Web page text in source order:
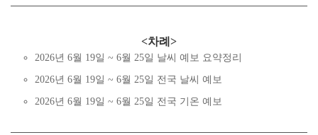
<차례>
2026년 6월 19일 ~ 6월 25일 날씨 예보 요약정리
2026년 6월 19일 ~ 6월 25일 전국 날씨 예보
2026년 6월 19일 ~ 6월 25일 전국 기온 예보